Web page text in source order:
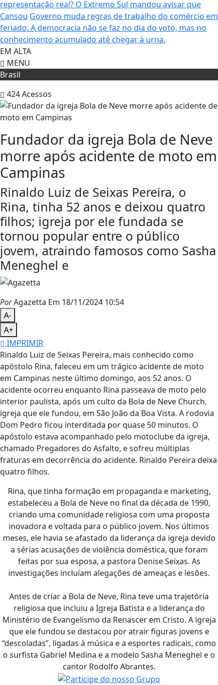
representação real? O Extremo Sul mandou avisar que
Cansou Governo muda regras de trabalho do comércio em
feriado. A democracia não se faz no dia do voto, mas no
conhecimento acumulado até chegar à urna.
EM ALTA
MENU
Brasil
424Acessos
Fundador da igreja Bola de Neve
morre após acidente de moto em
Campinas
Rinaldo Luiz de Seixas Pereira, o
Rina, tinha 52 anos e deixou quatro
filhos; igreja por ele fundada se
tornou popular entre o público
jovem, atraindo famosos como Sasha
Meneghel e
PorAgazetta Em 18/11/2024 10:54
A-
A+
IMPRIMIR
Rinaldo Luiz de Seixas Pereira, mais conhecido como
apóstolo Rina, faleceu em um trágico acidente de moto
em Campinas neste último domingo, aos 52 anos. O
acidente ocorreu enquanto Rina passeava de moto pelo
interior paulista, após um culto da Bola de Neve Church,
igreja que ele fundou, em São João da Boa Vista. A rodovia
Dom Pedro ficou interditada por quase 50 minutos. O
apóstolo estava acompanhado pelo motoclube da igreja,
chamado Pregadores do Asfalto, e sofreu múltiplas
fraturas em decorrência do acidente. Rinaldo Pereira deixa
quatro filhos.
Rina, que tinha formação em propaganda e marketing,
estabeleceu a Bola de Neve no final da década de 1990,
criando uma comunidade religiosa com uma proposta
inovadora e voltada para o público jovem. Nos últimos
meses, ele havia se afastado da liderança da igreja devido
a sérias acusações de violência doméstica, que foram
feitas por sua esposa, a pastora Denise Seixas. As
investigações incluíam alegações de ameaças e lesões.
Antes de criar a Bola de Neve, Rina teve uma trajetória
religiosa que incluiu a Igreja Batista e a liderança do
Ministério de Evangelismo da Renascer em Cristo. A igreja
que ele fundou se destacou por atrair figuras jovens e
“descoladas”, ligadas à música e a esportes radicais, como
o surfista Gabriel Medina e a modelo Sasha Meneghel e o
cantor Rodolfo Abrantes.